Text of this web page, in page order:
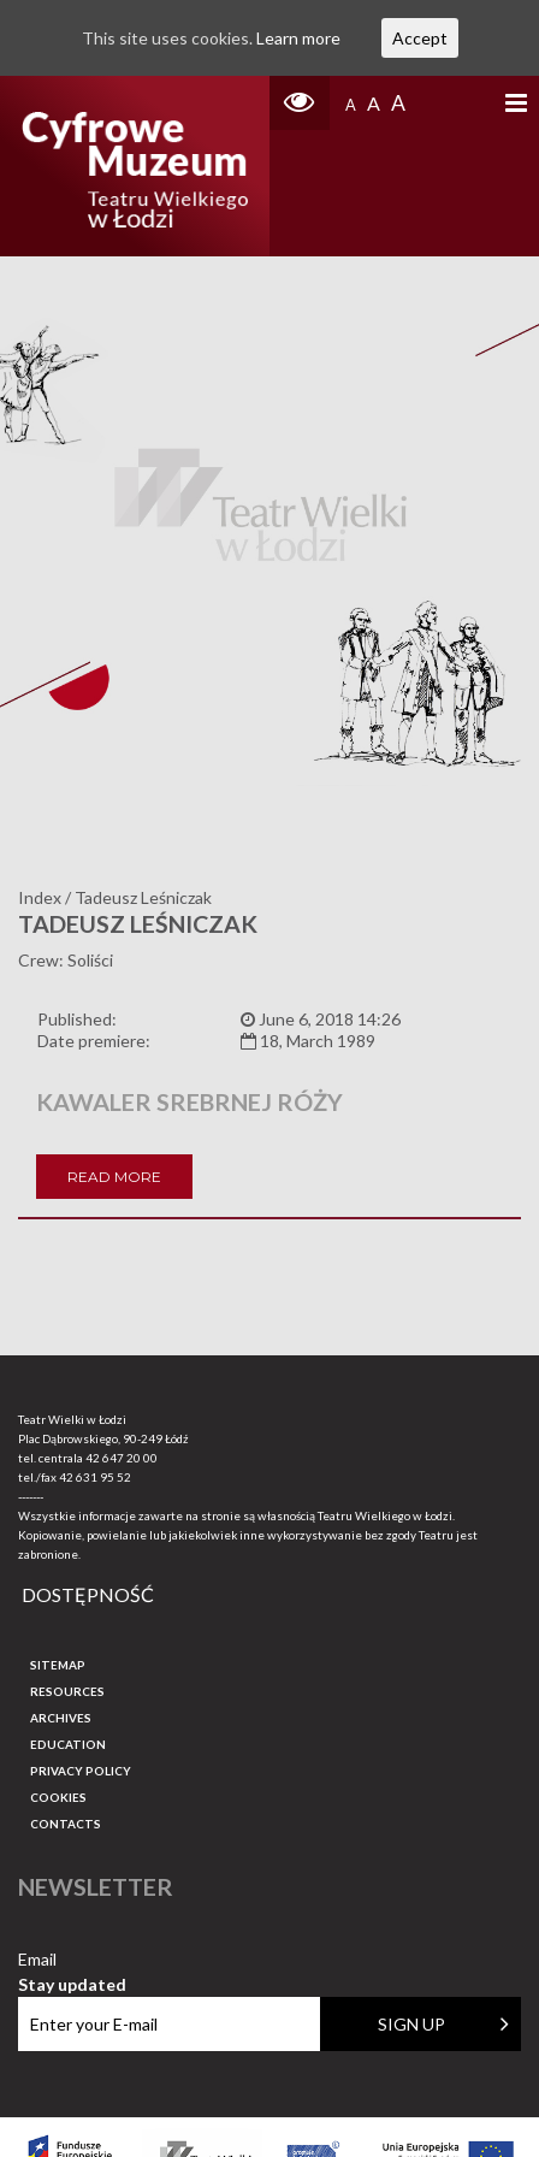
A A A
Index/ Tadeusz Leśniczak
TADEUSZ LEŚNICZAK
Crew: Soliści
Published:
June 6, 2018 14:26
Date premiere:
18, March 1989
KAWALER SREBRNEJ RÓŻY
READ MORE
Teatr Wielki w Łodzi
Plac Dąbrowskiego, 90-249 Łódź
tel. centrala 42 647 20 00
tel./fax42 631 95 52
-------
Wszystkie informacje zawarte na stronie są własnością Teatru Wielkiego w Łodzi.
Kopiowanie, powielanie lub jakiekolwiek inne wykorzystywanie bez zgody Teatru jest
zabronione.
DOSTĘPNOŚĆ
SITEMAP
RESOURCES
ARCHIVES
EDUCATION
PRIVACY POLICY
COOKIES
CONTACTS
NEWSLETTER
Email
Stay updated
This site uses cookies. Learn more Accept